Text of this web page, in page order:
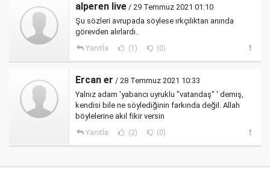
alperen live / 29 Temmuz 2021 01:10
Şu sözleri avrupada söylese ırkçılıktan anında
görevden alırlardı..
Yanıtla (1) (0)
Ercan er / 28 Temmuz 2021 10:33
Yalnız adam 'yabancı uyruklu "vatandaş" ' demiş,
kendisi bile ne söylediğinin farkında değil. Allah
böylelerine akıl fikir versin
Yanıtla (2) (0)